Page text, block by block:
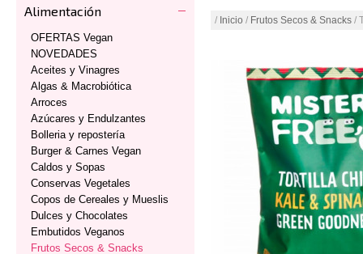
Alimentación
OFERTAS Vegan
NOVEDADES
Aceites y Vinagres
Algas & Macrobiótica
Arroces
Azúcares y Endulzantes
Bolleria y repostería
Burger & Carnes Vegan
Caldos y Sopas
Conservas Vegetales
Copos de Cereales y Mueslis
Dulces y Chocolates
Embutidos Veganos
Frutos Secos & Snacks
/ Inicio / Frutos Secos & Snacks /